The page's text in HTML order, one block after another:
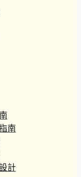
南
計